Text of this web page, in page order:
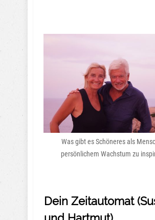
Was gibt es Schöneres als
persönlichem Wachstum zu
Dein Zeitautomat